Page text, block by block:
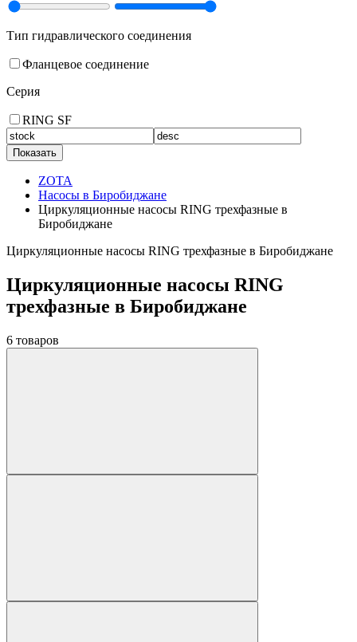
Тип гидравлического соединения
Фланцевое соединение
Серия
RING SF
Показать
ZOTA
Насосы в Биробиджане
Циркуляционные насосы RING трехфазные в
Биробиджане
Циркуляционные насосы RING трехфазные в Биробиджане
Циркуляционные насосы RING
трехфазные в Биробиджане
6 товаров